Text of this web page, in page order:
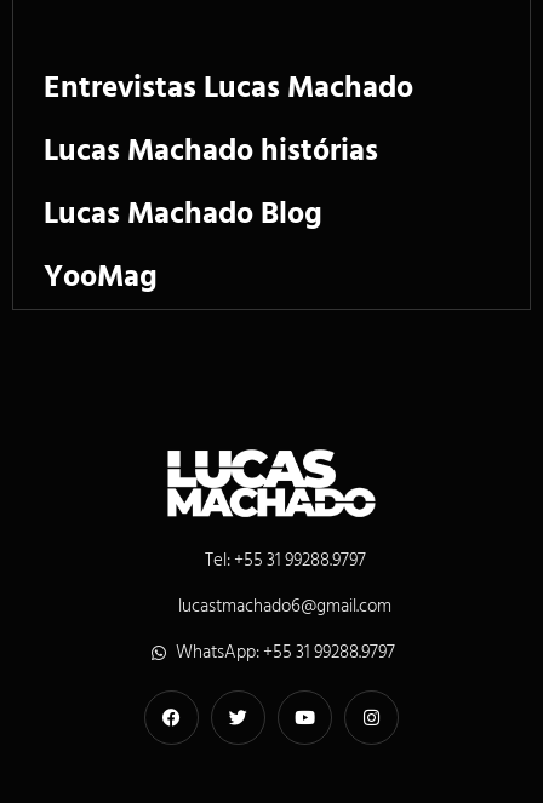
Entrevistas Lucas Machado
Lucas Machado histórias
Lucas Machado Blog
YooMag
Tel: +55 31 99288.9797
lucastmachado6@gmail.com
WhatsApp: +55 31 99288.9797